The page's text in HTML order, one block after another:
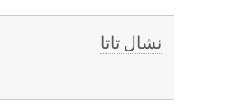
نشال تاتا